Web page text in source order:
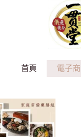
首頁 電子